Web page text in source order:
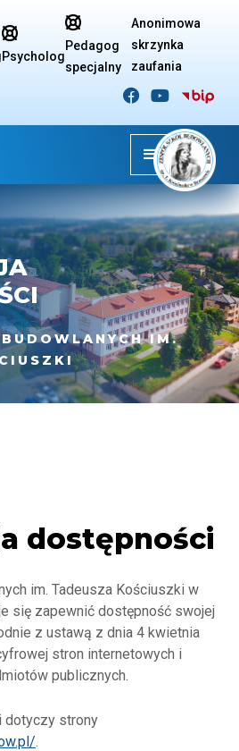

Psycholog

Pedagog
specjalny
Anonimowa
skrzynka
zaufania
 
IM.
dostępności
im. Tadeusza Kościuszki w
się zapewnić dostępność swojej
z ustawą z dnia 4 kwietnia
stron internetowych i
publicznych.
dotyczy strony
.